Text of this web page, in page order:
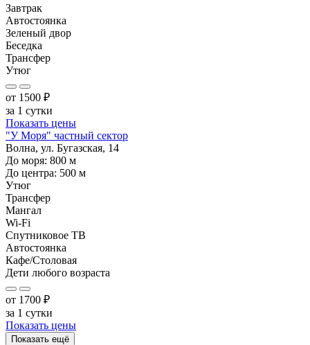
Завтрак
Автостоянка
Зеленый двор
Беседка
Трансфер
Утюг
от 1500 ₽
за 1 сутки
Показать цены
"У Моря" частный сектор
Волна, ул. Бугазская, 14
До моря: 800 м
До центра: 500 м
Утюг
Трансфер
Мангал
Wi-Fi
Спутниковое ТВ
Автостоянка
Кафе/Столовая
Дети любого возраста
от 1700 ₽
за 1 сутки
Показать цены
Показать ещё